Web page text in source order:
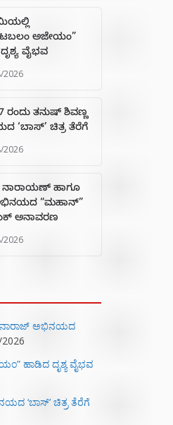
ಅಜೇಯಂ”
ವೈಭವ
2026
ರಂದು ತನುಷ್ ಶಿವಣ್ಣ
‘ಬಾಸ್’ ಚಿತ್ರ ತೆರೆಗೆ
2026
ನಾರಾಯಣ್ ಹಾಗೂ
“ಮಹಾನ್”
ಅನಾವರಣ
2026
ಅಭಿನಯದ
ಹಾಡಿದ ದೃಶ್ಯ ವೈಭವ
‘ಬಾಸ್’ ಚಿತ್ರ ತೆರೆಗೆ